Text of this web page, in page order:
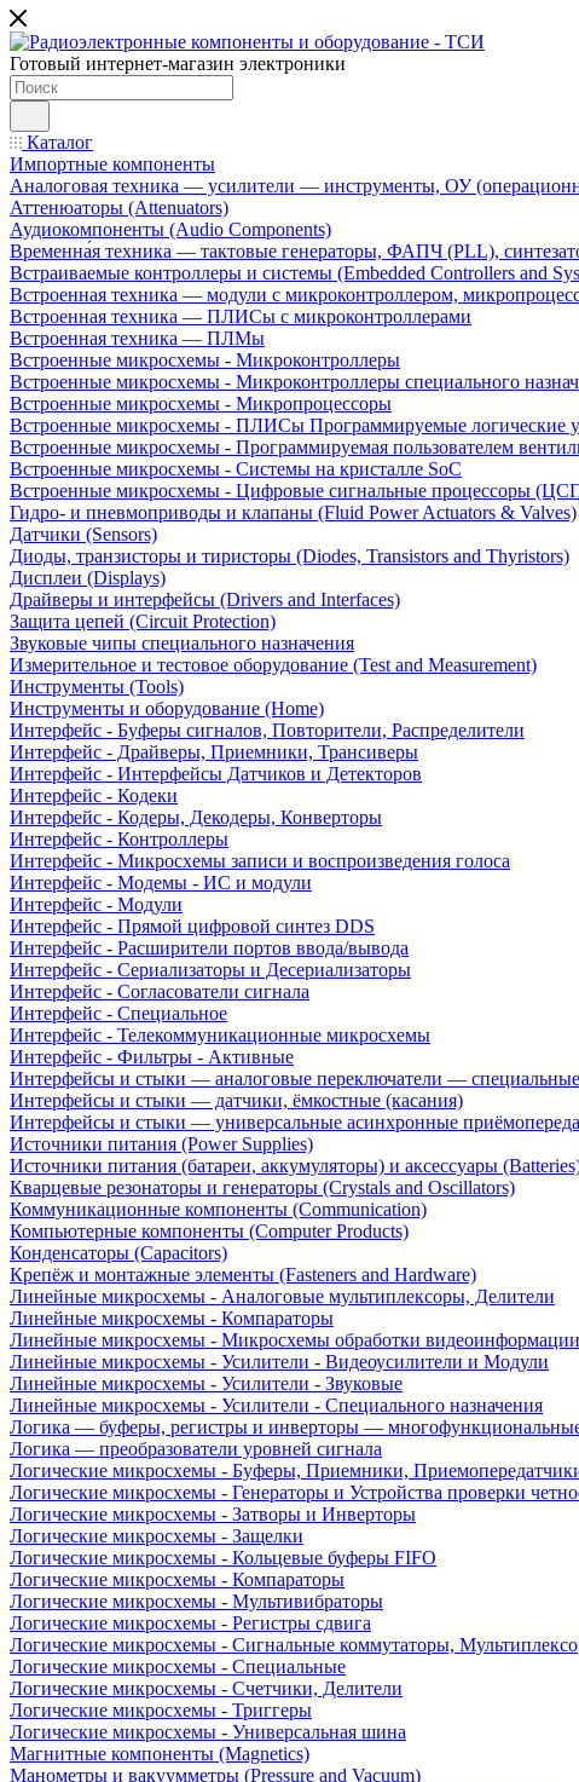
Готовый интернет-магазин электроники
Каталог
Импортные компоненты
Аналоговая техника — усилители — инструменты, ОУ
Аттенюаторы (Attenuators)
Аудиокомпоненты (Audio Components)
Временна́я техника — тактовые генераторы, ФАПЧ (PLL),
Встраиваемые контроллеры и системы (Embedded Controllers and
Встроенная техника — модули с микроконтроллером,
Встроенная техника — ПЛИСы с микроконтроллерами
Встроенная техника — ПЛМы
Встроенные микросхемы - Микроконтроллеры
Встроенные микросхемы - Микроконтроллеры специального
Встроенные микросхемы - Микропроцессоры
Встроенные микросхемы - ПЛИСы Программируемые логические
Встроенные микросхемы - Программируемая пользователем
Встроенные микросхемы - Системы на кристалле SoC
Встроенные микросхемы - Цифровые сигнальные процессоры
Гидро- и пневмоприводы и клапаны (Fluid Power Actuators & Valves)
Датчики (Sensors)
Диоды, транзисторы и тиристоры (Diodes, Transistors and Thyristors)
Дисплеи (Displays)
Драйверы и интерфейсы (Drivers and Interfaces)
Защита цепей (Circuit Protection)
Звуковые чипы специального назначения
Измерительное и тестовое оборудование (Test and Measurement)
Инструменты (Tools)
Инструменты и оборудование (Home)
Интерфейс - Буферы сигналов, Повторители, Распределители
Интерфейс - Драйверы, Приемники, Трансиверы
Интерфейс - Интерфейсы Датчиков и Детекторов
Интерфейс - Кодеки
Интерфейс - Кодеры, Декодеры, Конверторы
Интерфейс - Контроллеры
Интерфейс - Микросхемы записи и воспроизведения голоса
Интерфейс - Модемы - ИС и модули
Интерфейс - Модули
Интерфейс - Прямой цифровой синтез DDS
Интерфейс - Расширители портов ввода/вывода
Интерфейс - Сериализаторы и Десериализаторы
Интерфейс - Согласователи сигнала
Интерфейс - Специальное
Интерфейс - Телекоммуникационные микросхемы
Интерфейс - Фильтры - Активные
Интерфейсы и стыки — аналоговые переключатели — специальные
Интерфейсы и стыки — датчики, ёмкостные (касания)
Интерфейсы и стыки — универсальные асинхронные
Источники питания (Power Supplies)
Источники питания (батареи, аккумуляторы) и аксессуары
Кварцевые резонаторы и генераторы (Crystals and Oscillators)
Коммуникационные компоненты (Communication)
Компьютерные компоненты (Computer Products)
Конденсаторы (Capacitors)
Крепёж и монтажные элементы (Fasteners and Hardware)
Линейные микросхемы - Аналоговые мультиплексоры, Делители
Линейные микросхемы - Компараторы
Линейные микросхемы - Микросхемы обработки видеоинформации
Линейные микросхемы - Усилители - Видеоусилители и Модули
Линейные микросхемы - Усилители - Звуковые
Линейные микросхемы - Усилители - Специального назначения
Логика — буферы, регистры и инверторы —
Логика — преобразователи уровней сигнала
Логические микросхемы - Буферы, Приемники,
Логические микросхемы - Генераторы и Устройства проверки
Логические микросхемы - Затворы и Инверторы
Логические микросхемы - Защелки
Логические микросхемы - Кольцевые буферы FIFO
Логические микросхемы - Компараторы
Логические микросхемы - Мультивибраторы
Логические микросхемы - Регистры сдвига
Логические микросхемы - Сигнальные коммутаторы,
Логические микросхемы - Специальные
Логические микросхемы - Счетчики, Делители
Логические микросхемы - Триггеры
Логические микросхемы - Универсальная шина
Магнитные компоненты (Magnetics)
Манометры и вакуумметры (Pressure and Vacuum)